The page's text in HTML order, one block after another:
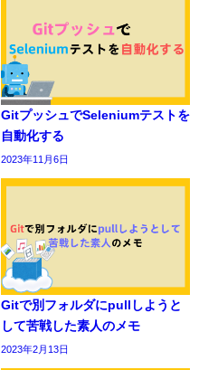
GitプッシュでSeleniumテストを
自動化する
2023年11月6日
Gitで別フォルダにpullしようと
して苦戦した素人のメモ
2023年2月13日